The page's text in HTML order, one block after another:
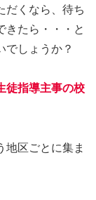
だくなら、待ち
きたら・・・と
でしょうか？
徒指導主事の校
地区ごとに集ま